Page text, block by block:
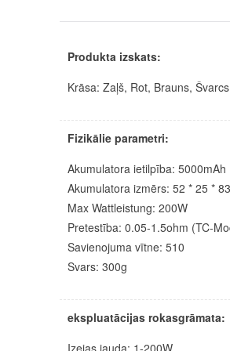
Produkta izskats:
Krāsa: Zaļš, Rot, Brauns,
Fizikālie parametri:
Akumulatora ietilpība: 5000mAh
Akumulatora izmērs: 52 * 25 *
Max Wattleistung: 200W
Pretestība: 0.05-1.5ohm (TC-
Savienojuma vītne: 510
Svars: 300g
ekspluatācijas rokasgrāmata: